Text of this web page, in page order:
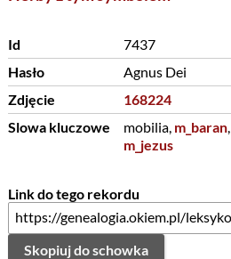
Id
7437
Hasło
Agnus Dei
Zdjęcie
168224
Slowa kluczowe
mobilia, m_baran,
m_jezus
Link do tego rekordu
Skopiuj do schowka